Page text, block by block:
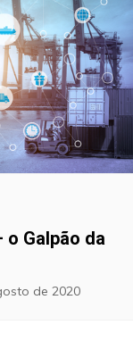
o Galpão da
de 2020